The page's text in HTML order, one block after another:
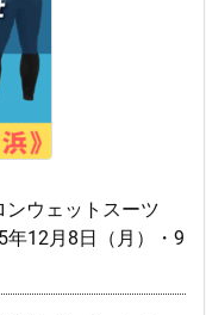
ンウェットスーツ
年12月8日（月）・9